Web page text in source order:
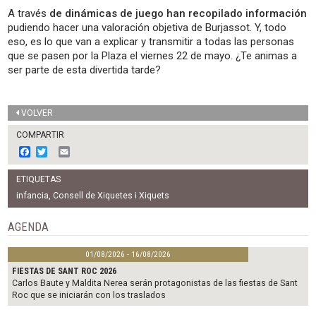
A través de dinámicas de juego han recopilado información
pudiendo hacer una valoración objetiva de Burjassot. Y, todo
eso, es lo que van a explicar y transmitir a todas las personas
que se pasen por la Plaza el viernes 22 de mayo. ¿Te animas a
ser parte de esta divertida tarde?
VOLVER
COMPARTIR
F
a
c
e
b
o
o
k
w
i
t
t
e
m
a
l
ETIQUETAS
infancia, Consell de Xiquetes i Xiquets
AGENDA
01/08/2026 - 16/08/2026
FIESTAS DE SANT ROC 2026
Carlos Baute y Maldita Nerea serán protagonistas de las fiestas de Sant
Roc que se iniciarán con los traslados